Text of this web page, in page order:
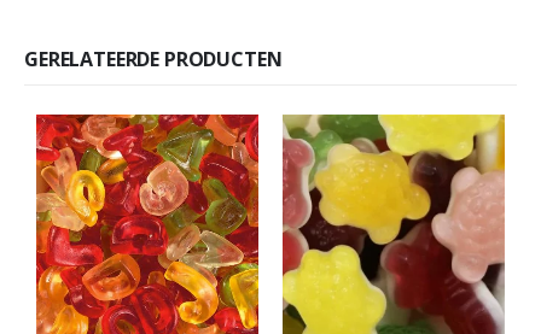
GERELATEERDE PRODUCTEN